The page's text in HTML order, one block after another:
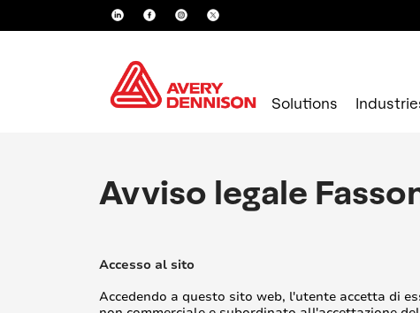
Solutions
Avviso legale
Accesso al sito
Accedendo a questo sito web, l'utente accetta di